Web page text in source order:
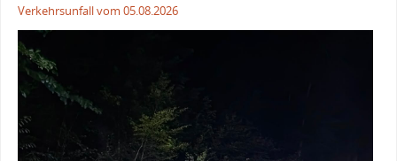
Verkehrsunfall vom 05.08.2026